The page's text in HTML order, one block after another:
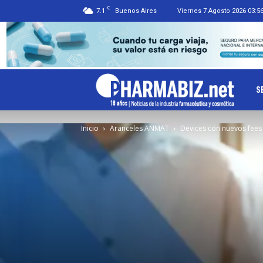
7.1 C Buenos Aires Viernes 7 Agosto 2026 03:56
Inicio Aranceles ANMAT Devices con nuevos